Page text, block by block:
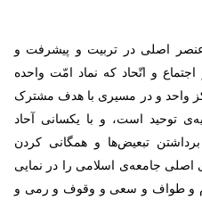
اصلی در تربیت و پیشرفت و
و اتّحاد که نماد امّت واحده
واحد و در مسیری با هدف مشترک
توحید است، و با یکسانی آحاد
تبعیض‌ها و همگانی کردن
اصلی جامعه‌ی اسلامی را در نمایی
و طواف و سعی و وقوف و رمی و